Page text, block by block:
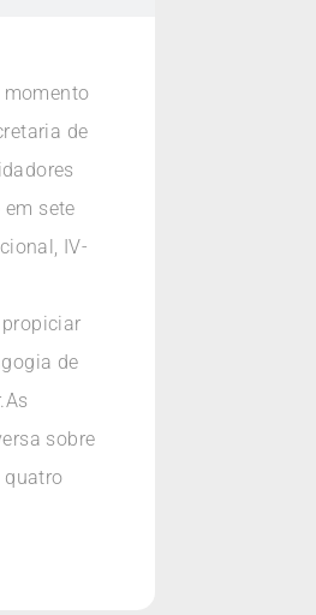
momento
de
sete
IV-
de
sobre
quatro